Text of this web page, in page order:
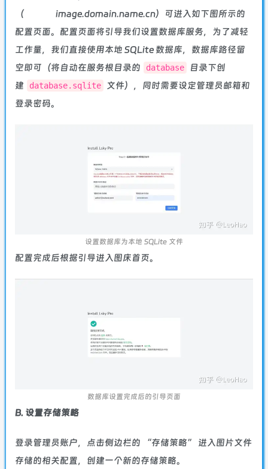
（
image.domain.name.cn）可进入如下图所示的
配置页面。配置页面将引导我们设置数据库服务，为了减轻
工作量，我们直接使用本地 SQLite 数据库，数据库路径留
空即可（将自动在服务根目录的
database
目录下创
建
database.sqlite
文件），同时需要设定管理员邮箱和
登录密码。
设置数据库为本地 SQLite 文件
配置完成后根据引导进入图床首页。
数据库设置完成后的引导页面
B. 设置存储策略
登录管理员账户，点击侧边栏的 “存储策略” 进入图片文件
存储的相关配置，创建一个新的存储策略。